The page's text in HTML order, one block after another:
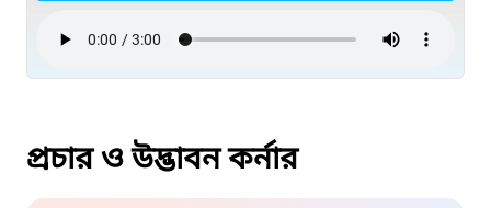
প্রচার ও উদ্ভাবন কর্নার